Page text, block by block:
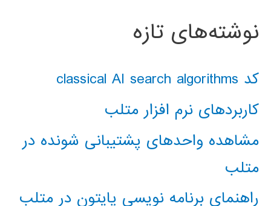
نوشته‌های تازه
کد classical AI search algorithms
کاربردهای نرم افزار متلب
مشاهده واحدهای پشتیبانی شونده در
متلب
راهنمای برنامه نویسی پایتون در متلب